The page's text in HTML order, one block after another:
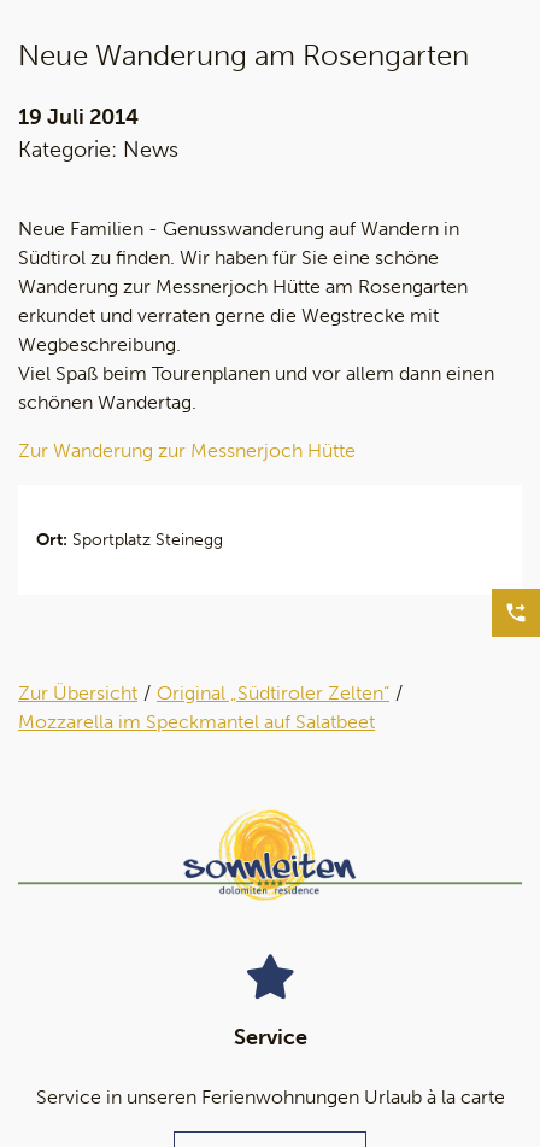
Neue Wanderung am Rosengarten
19 Juli 2014
Kategorie: News
Neue Familien - Genusswanderung auf Wandern in
Südtirol zu finden. Wir haben für Sie eine schöne
Wanderung zur Messnerjoch Hütte am Rosengarten
erkundet und verraten gerne die Wegstrecke mit
Wegbeschreibung.
Viel Spaß beim Tourenplanen und vor allem dann einen
schönen Wandertag.
Zur Wanderung zur Messnerjoch Hütte
Ort: Sportplatz Steinegg
Zur Übersicht
Original „Südtiroler Zelten“
Mozzarella im Speckmantel auf Salatbeet
Service
Service in unseren Ferienwohnungen Urlaub à la carte